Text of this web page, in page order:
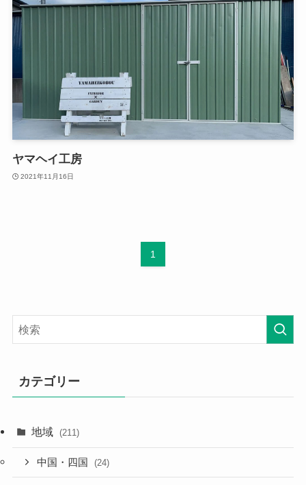
ヤマヘイ工房
2021年11月16日
1
カテゴリー
地域 (211)
中国・四国 (24)